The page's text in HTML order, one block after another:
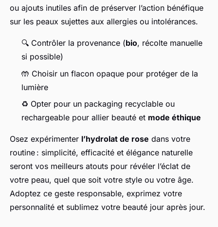
ou ajouts inutiles afin de préserver l’action bénéfique
sur les peaux sujettes aux allergies ou intolérances.
🔍 Contrôler la provenance (bio, récolte manuelle
si possible)
🤲 Choisir un flacon opaque pour protéger de la
lumière
♻️ Opter pour un packaging recyclable ou
rechargeable pour allier beauté et mode éthique
Osez expérimenter l’hydrolat de rose dans votre
routine : simplicité, efficacité et élégance naturelle
seront vos meilleurs atouts pour révéler l’éclat de
votre peau, quel que soit votre style ou votre âge.
Adoptez ce geste responsable, exprimez votre
personnalité et sublimez votre beauté jour après jour.